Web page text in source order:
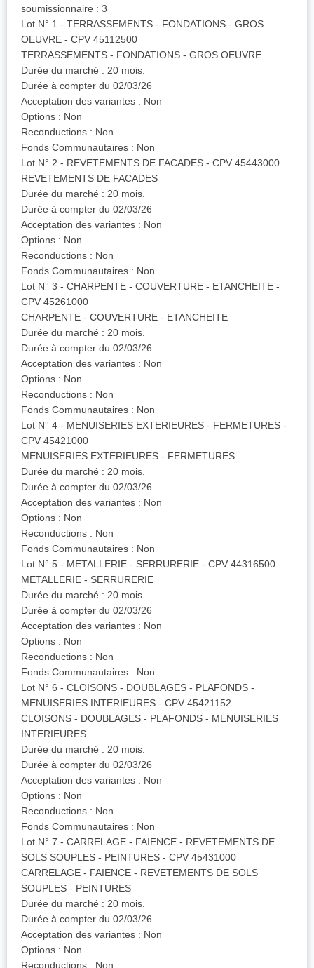
soumissionnaire : 3
Lot N° 1 - TERRASSEMENTS - FONDATIONS - GROS
OEUVRE - CPV 45112500
TERRASSEMENTS - FONDATIONS - GROS OEUVRE
Durée du marché : 20 mois.
Durée à compter du 02/03/26
Acceptation des variantes : Non
Options : Non
Reconductions : Non
Fonds Communautaires : Non
Lot N° 2 - REVETEMENTS DE FACADES - CPV 45443000
REVETEMENTS DE FACADES
Durée du marché : 20 mois.
Durée à compter du 02/03/26
Acceptation des variantes : Non
Options : Non
Reconductions : Non
Fonds Communautaires : Non
Lot N° 3 - CHARPENTE - COUVERTURE - ETANCHEITE -
CPV 45261000
CHARPENTE - COUVERTURE - ETANCHEITE
Durée du marché : 20 mois.
Durée à compter du 02/03/26
Acceptation des variantes : Non
Options : Non
Reconductions : Non
Fonds Communautaires : Non
Lot N° 4 - MENUISERIES EXTERIEURES - FERMETURES -
CPV 45421000
MENUISERIES EXTERIEURES - FERMETURES
Durée du marché : 20 mois.
Durée à compter du 02/03/26
Acceptation des variantes : Non
Options : Non
Reconductions : Non
Fonds Communautaires : Non
Lot N° 5 - METALLERIE - SERRURERIE - CPV 44316500
METALLERIE - SERRURERIE
Durée du marché : 20 mois.
Durée à compter du 02/03/26
Acceptation des variantes : Non
Options : Non
Reconductions : Non
Fonds Communautaires : Non
Lot N° 6 - CLOISONS - DOUBLAGES - PLAFONDS -
MENUISERIES INTERIEURES - CPV 45421152
CLOISONS - DOUBLAGES - PLAFONDS - MENUISERIES
INTERIEURES
Durée du marché : 20 mois.
Durée à compter du 02/03/26
Acceptation des variantes : Non
Options : Non
Reconductions : Non
Fonds Communautaires : Non
Lot N° 7 - CARRELAGE - FAIENCE - REVETEMENTS DE
SOLS SOUPLES - PEINTURES - CPV 45431000
CARRELAGE - FAIENCE - REVETEMENTS DE SOLS
SOUPLES - PEINTURES
Durée du marché : 20 mois.
Durée à compter du 02/03/26
Acceptation des variantes : Non
Options : Non
Reconductions : Non